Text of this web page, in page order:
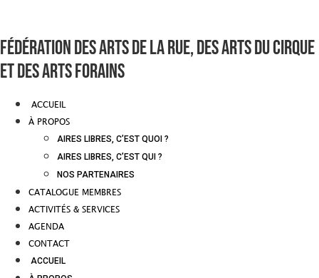
Fédération des arts de la rue, des arts du cirque
et des arts forains
ACCUEIL
À PROPOS
AIRES LIBRES, C’EST QUOI ?
AIRES LIBRES, C’EST QUI ?
NOS PARTENAIRES
CATALOGUE MEMBRES
ACTIVITÉS & SERVICES
AGENDA
CONTACT
ACCUEIL